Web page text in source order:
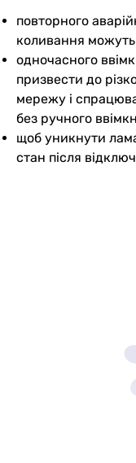
повторного
коливання
одночасного
призвести до
мережу і
без ручного
щоб уникнути
стан після